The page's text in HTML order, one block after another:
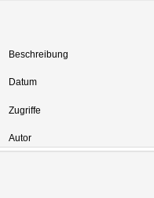
Beschreibung
Datum
Zugriffe
Autor